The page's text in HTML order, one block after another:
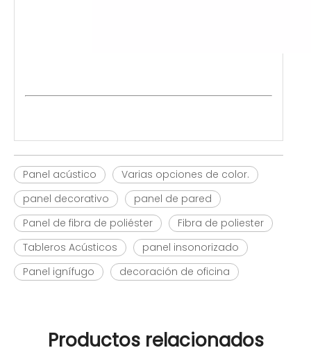
Panel acústico
Varias opciones de color.
panel decorativo
panel de pared
Panel de fibra de poliéster
Fibra de poliester
Tableros Acústicos
panel insonorizado
Panel ignífugo
decoración de oficina
Productos relacionados